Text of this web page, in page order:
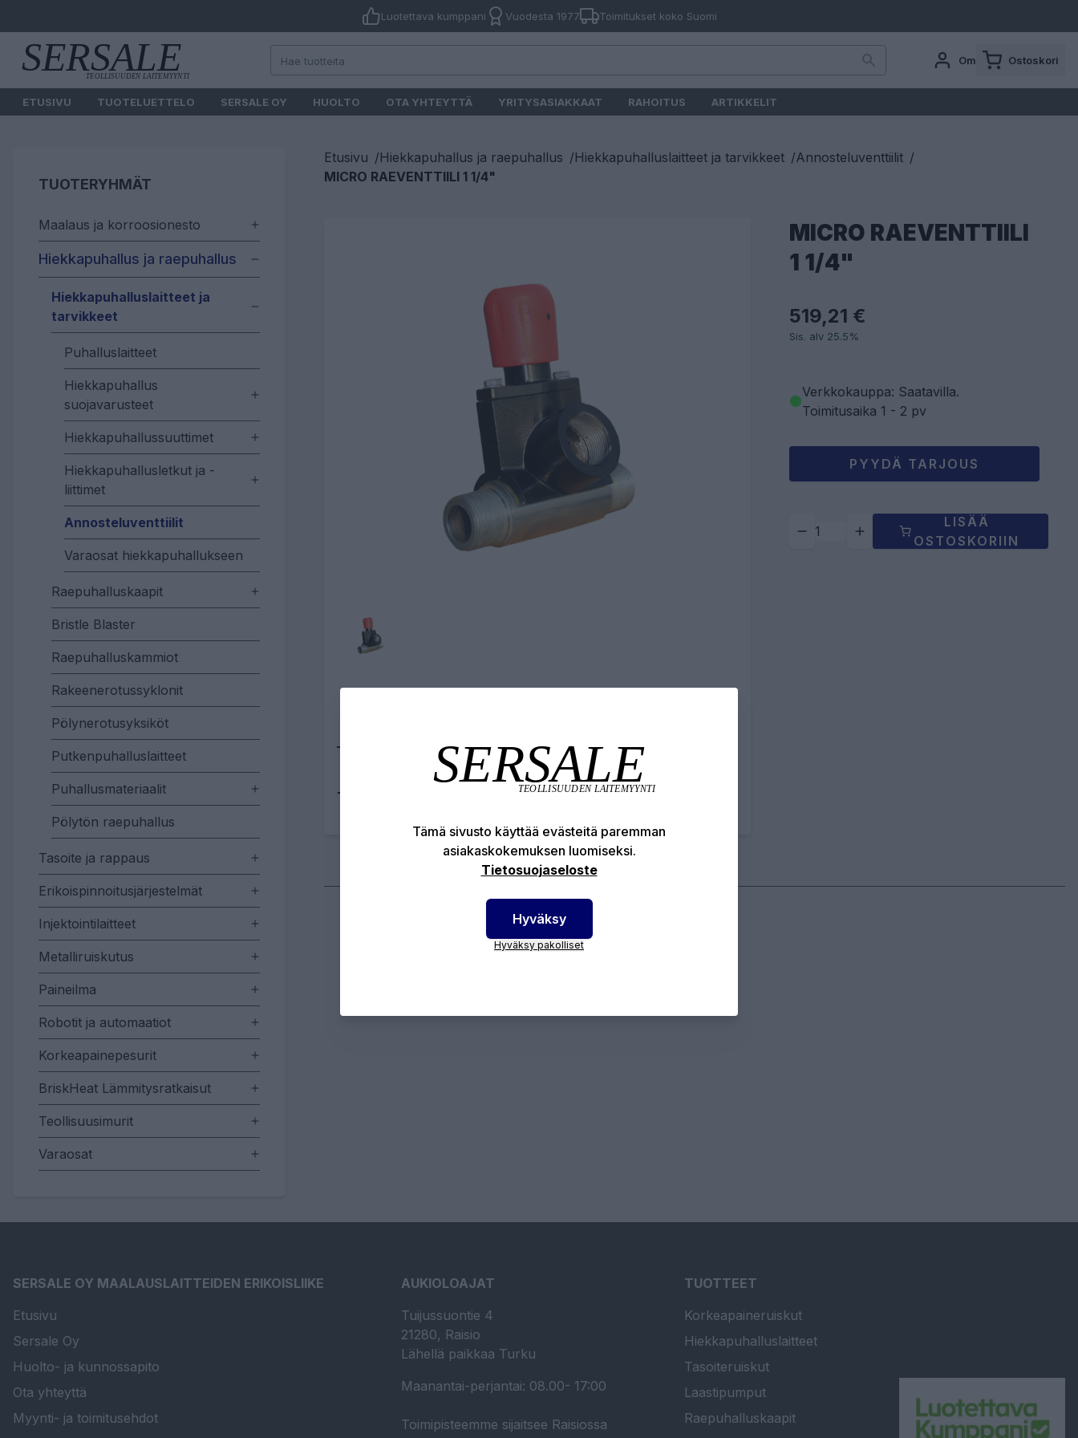
Luotettava kumppani Vuodesta 1977 Toimitukset koko Suomi
Oma tili Ostoskori
ETUSIVU TUOTELUETTELO SERSALE OY HUOLTO OTA YHTEYTTÄ YRITYSASIAKKAAT RAHOITUS ARTIKKELIT
TUOTERYHMÄT
Maalaus ja korroosionesto
Hiekkapuhallus ja raepuhallus
Hiekkapuhalluslaitteet ja
tarvikkeet
Puhalluslaitteet
Hiekkapuhallus
suojavarusteet
Hiekkapuhallussuuttimet
Hiekkapuhallusletkut ja -
liittimet
Annosteluventtiilit
Varaosat hiekkapuhallukseen
Raepuhalluskaapit
Bristle Blaster
Raepuhalluskammiot
Rakeenerotussyklonit
Pölynerotusyksiköt
Putkenpuhalluslaitteet
Puhallusmateriaalit
Pölytön raepuhallus
Tasoite ja rappaus
Erikoispinnoitusjärjestelmät
Injektointilaitteet
Metalliruiskutus
Paineilma
Robotit ja automaatiot
Korkeapainepesurit
BriskHeat Lämmitysratkaisut
Teollisuusimurit
Varaosat
Etusivu /Hiekkapuhallus ja raepuhallus /Hiekkapuhalluslaitteet ja tarvikkeet /Annosteluventtiilit /
MICRO RAEVENTTIILI 1 1/4"
Tuotenumero: 82-MT30156
MICRO RAEVENTTIILI
1 1/4"
519,21 €
Sis. alv 25.5%
Verkkokauppa: Saatavilla.
Toimitusaika 1 - 2 pv
PYYDÄ TARJOUS
LISÄÄ
OSTOSKORIIN
SERSALE OY MAALAUSLAITTEIDEN ERIKOISLIIKE
Etusivu
Sersale Oy
Huolto- ja kunnossapito
Ota yhteyttä
Myynti- ja toimitusehdot
AUKIOLOAJAT
Tuijussuontie 4
21280, Raisio
Lähellä paikkaa Turku
Maanantai-perjantai: 08.00- 17:00
Toimipisteemme sijaitsee Raisiossa
TUOTTEET
Korkeapaineruiskut
Hiekkapuhalluslaitteet
Tasoiteruiskut
Laastipumput
Raepuhalluskaapit
Tämä sivusto käyttää evästeitä paremman
asiakaskokemuksen luomiseksi.
Tietosuojaseloste
Hyväksy
Hyväksy pakolliset